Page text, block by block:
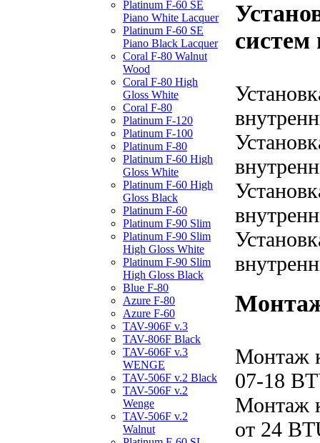
Platinum F-60 SE
Piano White Lacquer
Platinum F-60 SE
Piano Black Lacquer
Coral F-80 Walnut
Wood
Coral F-80 High
Gloss White
Coral F-80
Platinum F-120
Platinum F-100
Platinum F-80
Platinum F-60 High
Gloss White
Platinum F-60 High
Gloss Black
Platinum F-60
Platinum F-90 Slim
Platinum F-90 Slim
High Gloss White
Platinum F-90 Slim
High Gloss Black
Blue F-80
Azure F-80
Azure F-60
TAV-906F v.3
TAV-806F Black
TAV-606F v.3
WENGE
TAV-506F v.2 Black
TAV-506F v.2
Wenge
TAV-506F v.2
Walnut
систем
Монтаж
07-18
Монтаж
от 24